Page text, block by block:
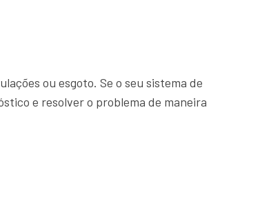
ou esgoto. Se o seu sistema de
e resolver o problema de maneira